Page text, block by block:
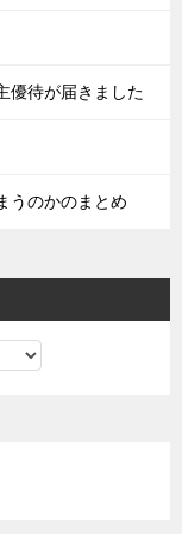
優待が届きました
うのかのまとめ